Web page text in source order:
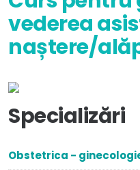
vederea
naștere/
Specializări
Obstetrica -